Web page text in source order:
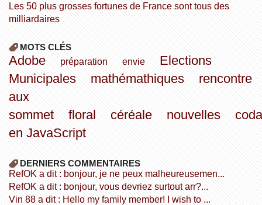
Les 50 plus grosses fortunes de France sont tous des
milliardaires
MOTS CLÉS
Adobe préparation envie
Elections
Municipales
mathémathiques
rencontre
aux
sommet
floral céréale nouvelles
en JavaScript
DERNIERS COMMENTAIRES
refOK a dit : bonjour, je ne peux malheureusemen...
refOK a dit : bonjour, vous devriez surtout arr?...
Vin 88 a dit : Hello my family member! I wish to ...